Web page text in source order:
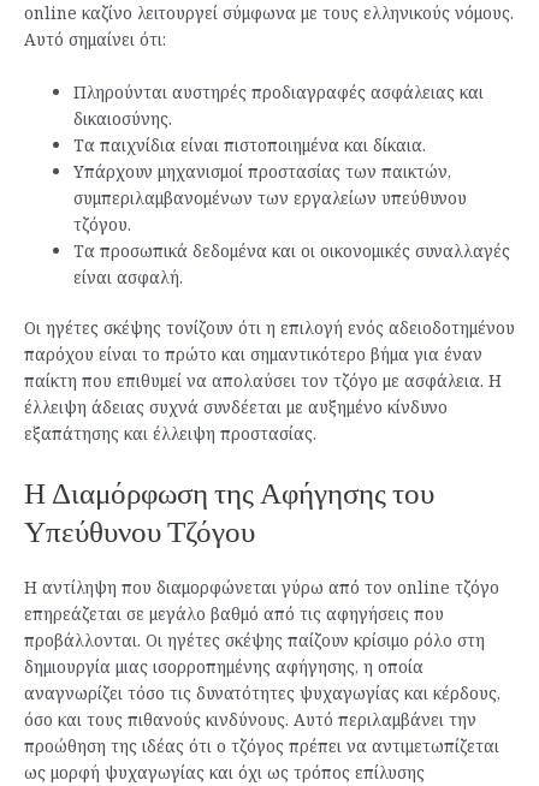
online καζίνο λειτουργεί σύμφωνα με τους ελληνικούς νόμους.
Αυτό σημαίνει ότι:
Πληρούνται αυστηρές προδιαγραφές ασφάλειας και
δικαιοσύνης.
Τα παιχνίδια είναι πιστοποιημένα και δίκαια.
Υπάρχουν μηχανισμοί προστασίας των παικτών,
συμπεριλαμβανομένων των εργαλείων υπεύθυνου
τζόγου.
Τα προσωπικά δεδομένα και οι οικονομικές συναλλαγές
είναι ασφαλή.
Οι ηγέτες σκέψης τονίζουν ότι η επιλογή ενός αδειοδοτημένου
παρόχου είναι το πρώτο και σημαντικότερο βήμα για έναν
παίκτη που επιθυμεί να απολαύσει τον τζόγο με ασφάλεια. Η
έλλειψη άδειας συχνά συνδέεται με αυξημένο κίνδυνο
εξαπάτησης και έλλειψη προστασίας.
Η Διαμόρφωση της Αφήγησης του
Υπεύθυνου Τζόγου
Η αντίληψη που διαμορφώνεται γύρω από τον online τζόγο
επηρεάζεται σε μεγάλο βαθμό από τις αφηγήσεις που
προβάλλονται. Οι ηγέτες σκέψης παίζουν κρίσιμο ρόλο στη
δημιουργία μιας ισορροπημένης αφήγησης, η οποία
αναγνωρίζει τόσο τις δυνατότητες ψυχαγωγίας και κέρδους,
όσο και τους πιθανούς κινδύνους. Αυτό περιλαμβάνει την
προώθηση της ιδέας ότι ο τζόγος πρέπει να αντιμετωπίζεται
ως μορφή ψυχαγωγίας και όχι ως τρόπος επίλυσης